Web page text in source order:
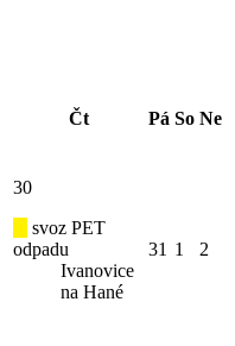
Čt Pá So Ne
30
svoz PET
odpadu
Ivanovice
na Hané
31 1 2